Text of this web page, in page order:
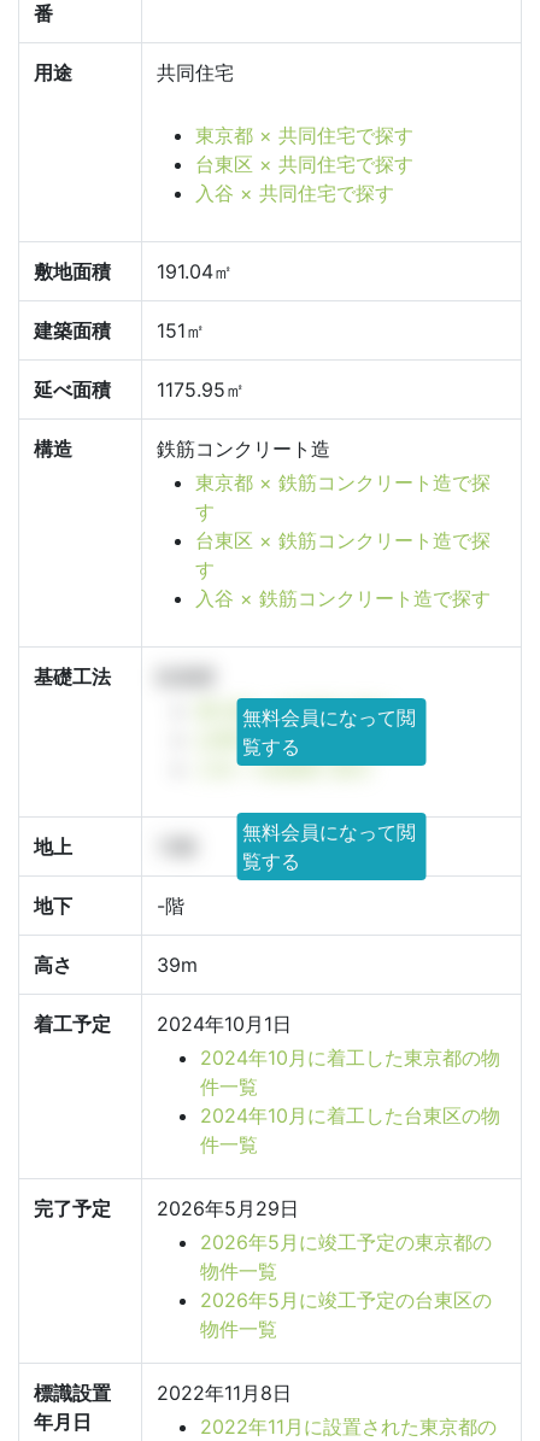
番
用途 共同住宅
東京都 × 共同住宅で探す
台東区 × 共同住宅で探す
入谷 × 共同住宅で探す
敷地面積 191.04㎡
建築面積 151㎡
延べ面積 1175.95㎡
構造
鉄筋コンクリート造
東京都 × 鉄筋コンクリート造で探
す
台東区 × 鉄筋コンクリート造で探
す
入谷 × 鉄筋コンクリート造で探す
基礎工法
東京都 × 杭基礎で探す
台東区 × 杭基礎で探す
入谷 × 杭基礎で探す
無料会員になって閲
覧する
地上
無料会員になって閲
覧する
地下
-階
高さ 39m
着工予定
2024年10月1日
2024年10月に着工した東京都の物
件一覧
2024年10月に着工した台東区の物
件一覧
完了予定
2026年5月29日
2026年5月に竣工予定の東京都の
物件一覧
2026年5月に竣工予定の台東区の
物件一覧
標識設置
年月日
2022年11月8日
2022年11月に設置された東京都の